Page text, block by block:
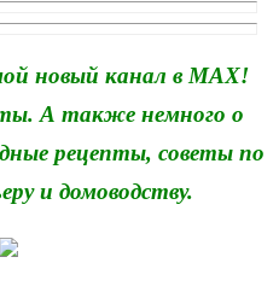
новый канал в MAX!
А также немного о
рецепты, советы по
и домоводству.